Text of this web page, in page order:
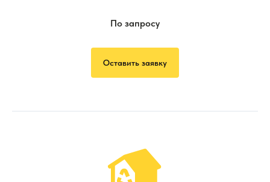
По запросу
Оставить заявку